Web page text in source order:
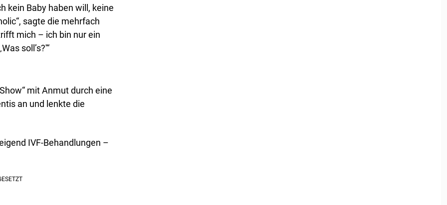
kein Baby haben will, keine
sagte die mehrfach
mich – ich bin nur ein
soll’s?'“
mit Anmut durch eine
an und lenkte die
IVF-Behandlungen –